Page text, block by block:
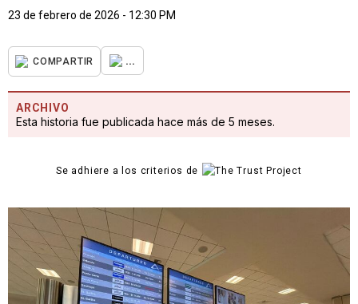
23 de febrero de 2026 - 12:30 PM
COMPARTIR ...
ARCHIVO
Esta historia fue publicada hace más de 5 meses.
Se adhiere a los criterios de